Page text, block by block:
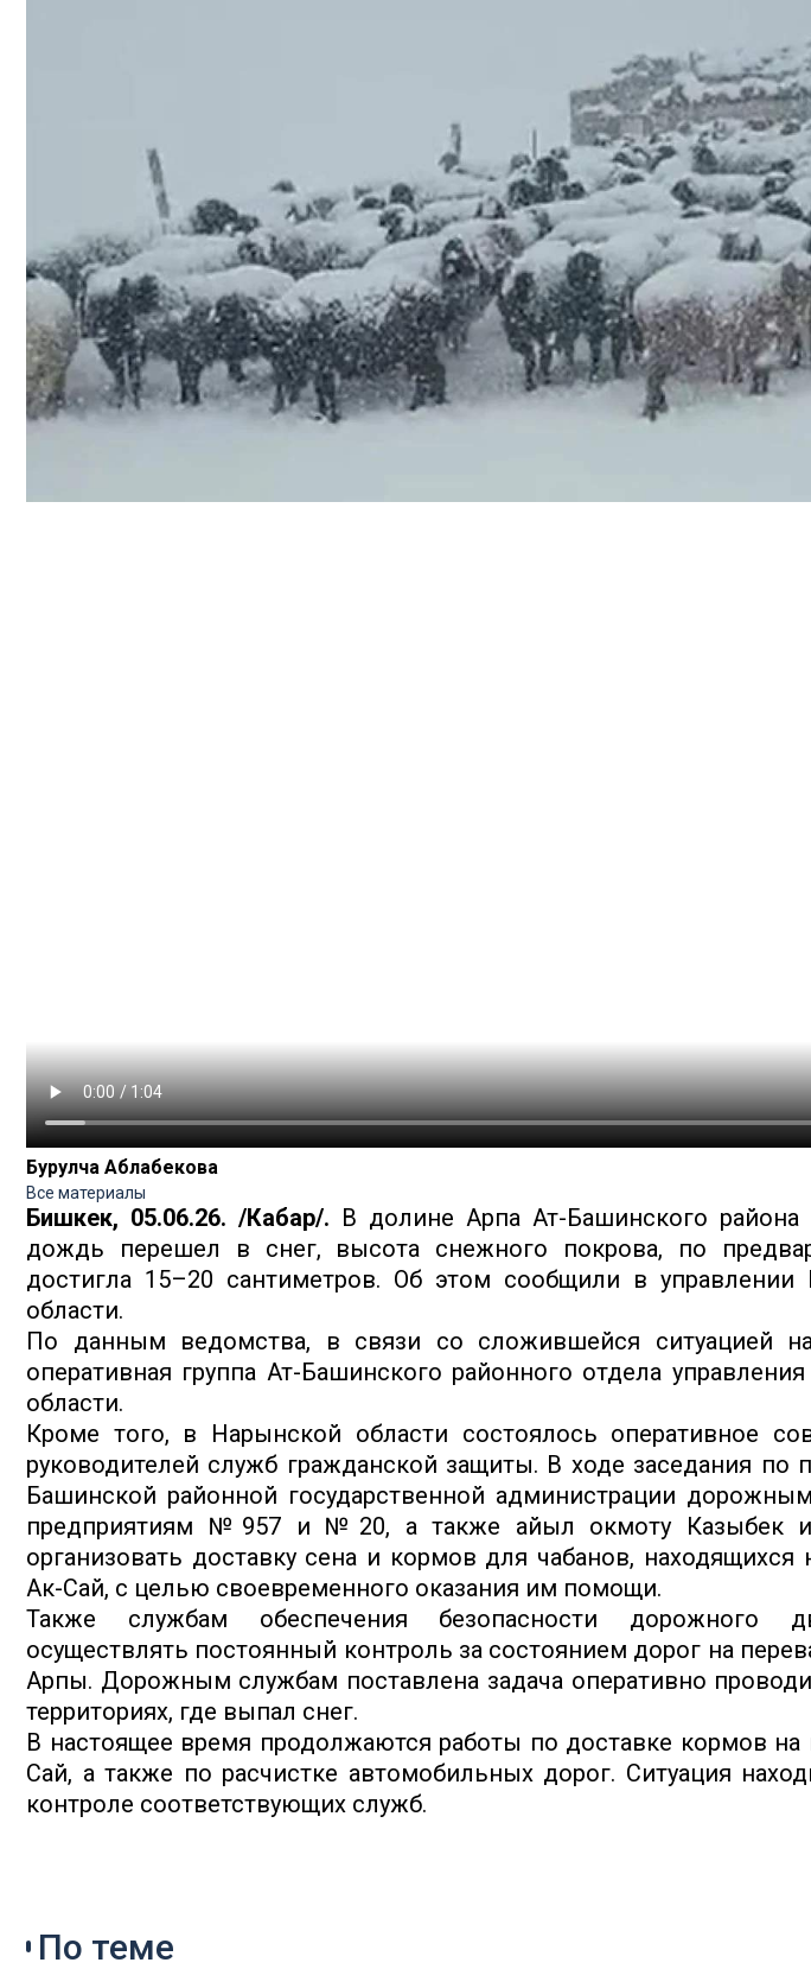
Бурулча Аблабекова
Все материалы
Бишкек, 05.06.26. /Кабар/. В долине Арпа Ат-Башинского района
дождь перешел в снег, высота снежного покрова, по
достигла 15–20 сантиметров. Об этом сообщили в
области.
По данным ведомства, в связи со сложившейся ситуацией
оперативная группа Ат-Башинского районного отдела
области.
Кроме того, в Нарынской области состоялось оперативное
руководителей служб гражданской защиты. В ходе заседания по
Башинской районной государственной администрации
предприятиям №957 и №20, а также айыл окмоту Казыбек и
организовать доставку сена и кормов для чабанов, находящихся
Ак-Сай, с целью своевременного оказания им помощи.
Также службам обеспечения безопасности дорожного
осуществлять постоянный контроль за состоянием дорог на
Арпы. Дорожным службам поставлена задача оперативно
территориях, где выпал снег.
В настоящее время продолжаются работы по доставке кормов на
Сай, а также по расчистке автомобильных дорог. Ситуация
контроле соответствующих служб.
По теме